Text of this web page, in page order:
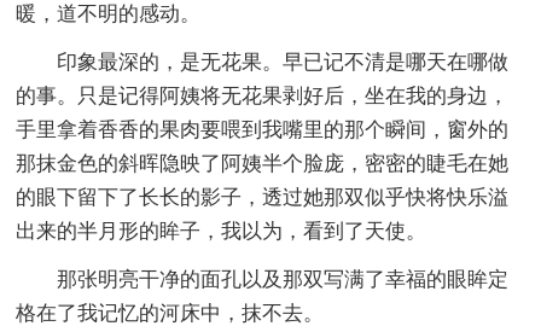
暖，道不明的感动。
印象最深的，是无花果。早已记不清是哪天在哪做
的事。只是记得阿姨将无花果剥好后，坐在我的身边，
手里拿着香香的果肉要喂到我嘴里的那个瞬间，窗外的
那抹金色的斜晖隐映了阿姨半个脸庞，密密的睫毛在她
的眼下留下了长长的影子，透过她那双似乎快将快乐溢
出来的半月形的眸子，我以为，看到了天使。
那张明亮干净的面孔以及那双写满了幸福的眼眸定
格在了我记忆的河床中，抹不去。